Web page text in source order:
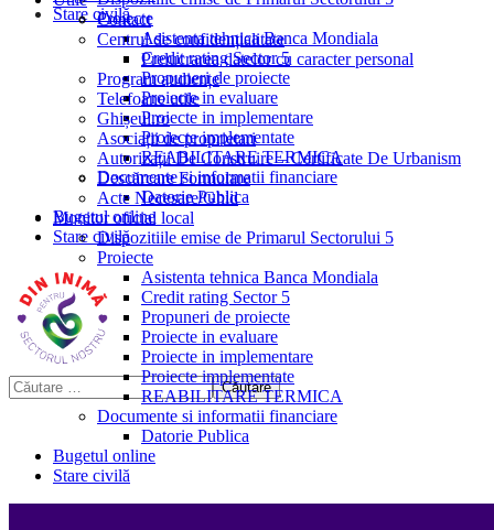
Stare civilă
Proiecte
Asistenta tehnica Banca Mondiala
Credit rating Sector 5
Propuneri de proiecte
Proiecte in evaluare
Proiecte in implementare
Proiecte implementate
REABILITARE TERMICA
Documente si informatii financiare
Datorie Publica
Bugetul online
Stare civilă
Contact
Centrul de confidențialitate
Prelucrarea datelor cu caracter personal
Program audiențe
Telefoane utile
Ghișeul.ro
Asociații de proprietari
Autorizații De Construire – Certificate De Urbanism
Descărcare Formulare
Acte Necesare/Ghid
Monitor oficial local
Dispozitiile emise de Primarul Sectorului 5
Proiecte
Asistenta tehnica Banca Mondiala
Credit rating Sector 5
Propuneri de proiecte
Proiecte in evaluare
Proiecte in implementare
Proiecte implementate
REABILITARE TERMICA
Documente si informatii financiare
Datorie Publica
Bugetul online
Stare civilă